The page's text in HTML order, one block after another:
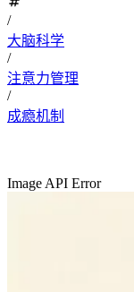
/
大脑科学
/
注意力管理
/
成瘾机制
Image API Error